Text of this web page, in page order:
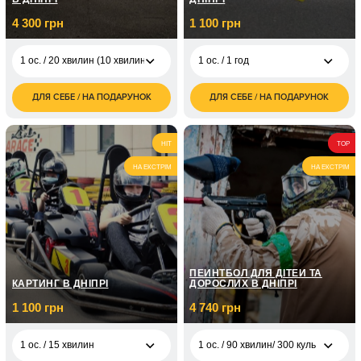
4 300 грн
1 ос. / 20 хвилин (10 хвилин теорія + 10 хвилин практика)
1 ос. / 20 хвилин (10
хвилин теорія + 10
хвилин практика)
4 300
1 ос. / 30 хв (10
хвилин теорії+ 20
хвилин практика)
8 200
грн
1 ос. / 2 заняття по
30 хвилин
16 000
грн
ДЛЯ СЕБЕ / НА ПОДАРУНОК
1 100 грн
1 ос. / 1 год
1 100
грн
1 ос. / 5 занять по 1
год
5 000
грн
ДЛЯ СЕБЕ / НА ПОДАРУНОК
HIT
НА ЕКСТРІМ
КАРТИНГ В ДНІПРІ
1 100 грн
1 ос. / 15 хвилин
TOP
НА ЕКСТРІМ
ПЕЙНТБОЛ ДЛЯ ДІТЕЙ ТА
ДОРОСЛИХ В ДНІПРІ
4 740 грн
1 ос. / 90 хвилин/ 300 куль